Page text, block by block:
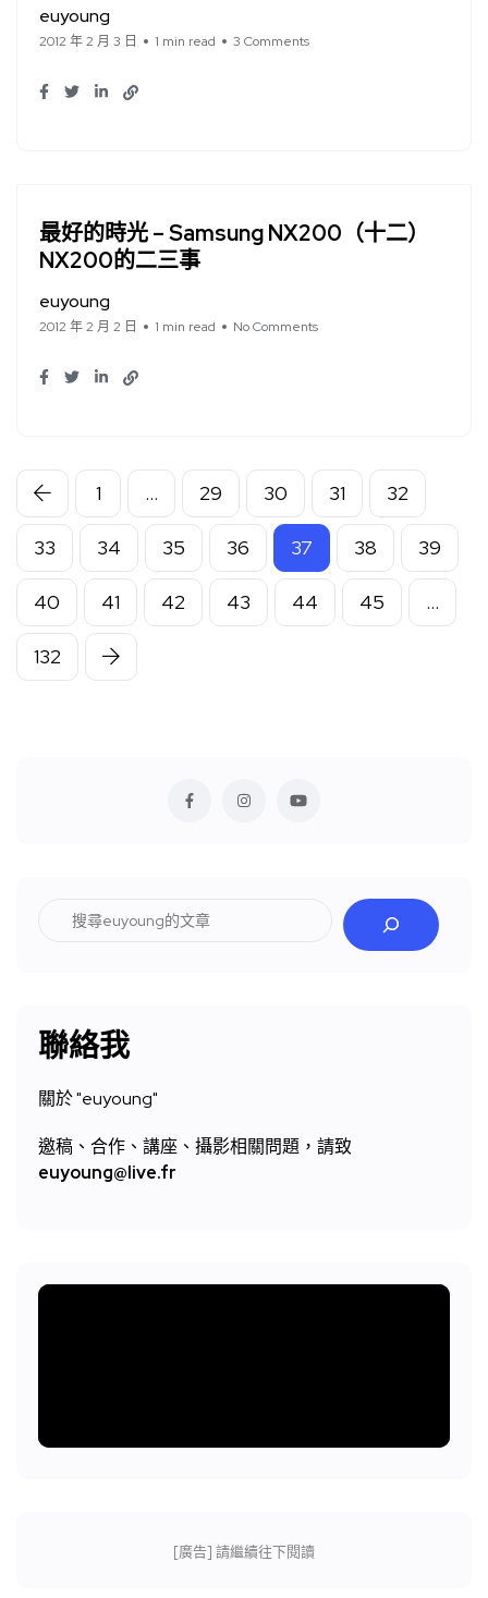
euyoung
2012 年 2 月 3 日 1 min read 3 Comments
最好的時光 – Samsung NX200（十二）
NX200的二三事
euyoung
2012 年 2 月 2 日 1 min read No Comments
1 ... 29 30 31 32
33 34 35 36 37 38 39
40 41 42 43 44 45 ...
132
聯絡我
關於 "euyoung"
邀稿、合作、講座、攝影相關問題，請致
euyoung@live.fr
[廣告] 請繼續往下閱讀